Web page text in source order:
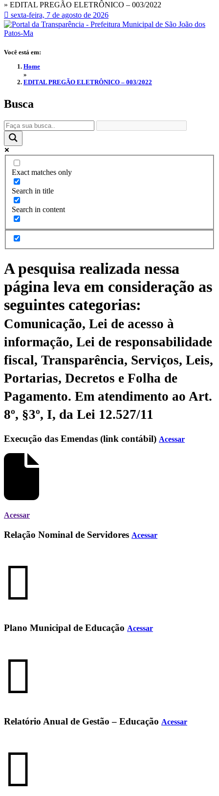
» EDITAL PREGÃO ELETRÔNICO – 003/2022
sexta-feira, 7 de agosto de 2026
Você está em:
Home
»
EDITAL PREGÃO ELETRÔNICO – 003/2022
Busca
Exact matches only
Search in title
Search in content
A pesquisa realizada nessa
página leva em consideração as
seguintes categorias:
Comunicação, Lei de acesso à
informação, Lei de responsabilidade
fiscal, Transparência, Serviços, Leis,
Portarias, Decretos e Folha de
Pagamento. Em atendimento ao Art.
8º, §3º, I, da Lei 12.527/11
Execução das Emendas (link contábil) Acessar
Acessar
Relação Nominal de Servidores Acessar
Plano Municipal de Educação Acessar
Relatório Anual de Gestão – Educação Acessar